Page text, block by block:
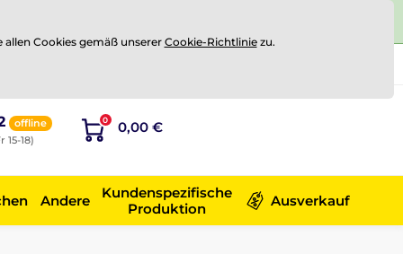
offline
15-18)
0 0,00 €
Andere
Kundenspezifische
Produktion
Ausverkauf
Cookies gemäß unserer Cookie-Richtliniezu.